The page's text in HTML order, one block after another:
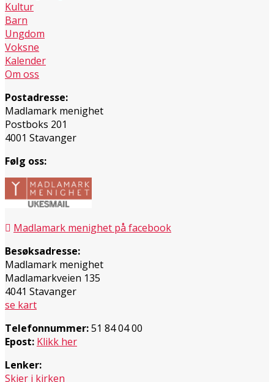
Kultur
Barn
Ungdom
Voksne
Kalender
Om oss
Postadresse:
Madlamark menighet
Postboks 201
4001 Stavanger
Følg oss:
Madlamark menighet på facebook
Besøksadresse:
Madlamark menighet
Madlamarkveien 135
4041 Stavanger
se kart
Telefonnummer:51 84 04 00
Epost: Klikk her
Lenker:
Skjer i kirken